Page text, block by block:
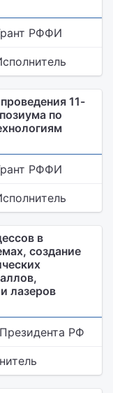
РФФИ
11-
по
РФФИ
в
создание
лазеров
РФ